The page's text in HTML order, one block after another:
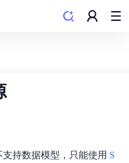
支持数据模型，只能使用 S